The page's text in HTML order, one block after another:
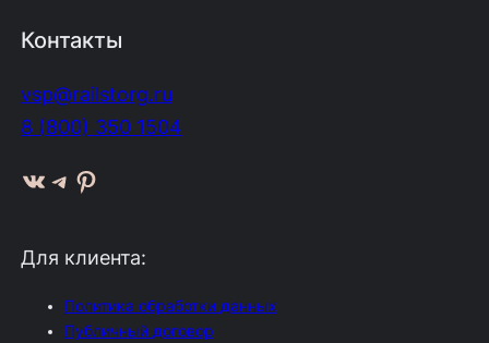
Контакты
vsp@railstorg.ru
8 (800) 350 1504
ВКонтакте Telegram Pinterest
Для клиента:
Политика обработки данных
Публичный договор